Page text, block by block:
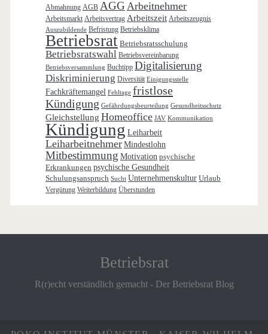
Abmahnung AGB AGG Arbeitnehmer
Arbeitsmarkt Arbeitsvertrag Arbeitszeit Arbeitszeugnis
Auszubildende Befristung Betriebsklima
Betriebsrat Betriebsratsschulung
Betriebsratswahl Betriebsvereinbarung
Betriebsversammlung Buchtipp Digitalisierung
Diskriminierung Diversität Einigungsstelle
Fachkräftemangel Fehltage fristlose
Kündigung Gefährdungsbeurteilung Gesundheitsschutz
Gleichstellung Homeoffice JAV Kommunikation
Kündigung Leiharbeit
Leiharbeitnehmer Mindestlohn
Mitbestimmung Motivation psychische
Erkrankungen psychische Gesundheit
Schulungsanspruch Sucht Unternehmenskultur Urlaub
Vergütung Weiterbildung Überstunden
Betriebsrat
R(r)echt verständlich gemacht - Der Betriebsrat Blog